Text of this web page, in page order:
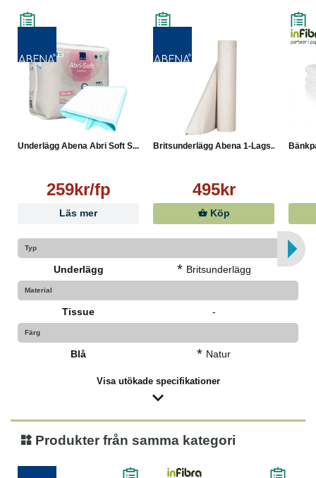
Underlägg Abena Abri Soft S...
259kr/fp
Läs mer
Britsunderlägg Abena 1-Lags...
495kr
Köp
Typ
Underlägg * Britsunderlägg
Material
Tissue -
Färg
Blå * Natur
Visa utökade specifikationer
Produkter från samma kategori